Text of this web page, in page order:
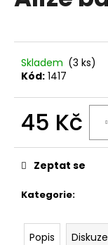
5
hvězdiček.
Skladem (3 ks)
Kód: 1417
45 Kč
cena:
Kategorie:
Zeptat se
Popis Diskuze
j
?